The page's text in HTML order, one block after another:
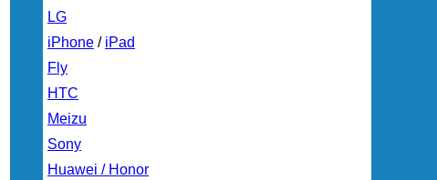
LG
iPhone / iPad
Fly
HTC
Meizu
Sony
Huawei / Honor